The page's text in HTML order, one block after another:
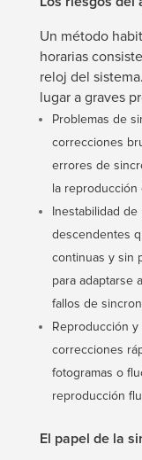
Un método
horarias
reloj del
lugar a graves
Problemas de
correcciones
errores de
la reproducción
Inestabilidad
descendentes
continuas y sin
para adaptarse
fallos de
Reproducción y
correcciones
fotogramas o
reproducción
El papel de la